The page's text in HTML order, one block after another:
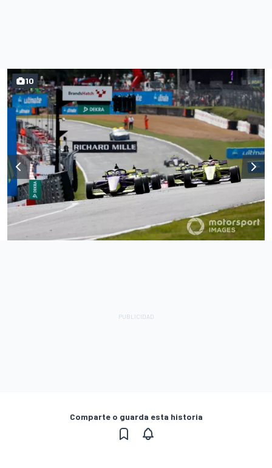
10
Comparte o guarda esta historia